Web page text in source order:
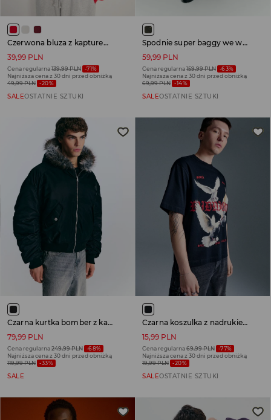
Czerwona bluza z kapturem i nadrukiem Crime
39,99 PLN
Cena regularna139,99 PLN -71%
Najniższa cena z 30 dni przed obniżką
49,99 PLN -20%
SALEOSTATNIE SZTUKI
Spodnie super baggy we wzór moro
59,99 PLN
Cena regularna159,99 PLN -63%
Najniższa cena z 30 dni przed obniżką
69,99 PLN -14%
SALEOSTATNIE SZTUKI
Czarna kurtka bomber z kapturem i futerkiem
79,99 PLN
Cena regularna249,99 PLN -68%
Najniższa cena z 30 dni przed obniżką
119,99 PLN -33%
SALE
Czarna koszulka z nadrukiem gołębi i napisem Midnight
15,99 PLN
Cena regularna69,99 PLN -77%
Najniższa cena z 30 dni przed obniżką
19,99 PLN -20%
SALEOSTATNIE SZTUKI